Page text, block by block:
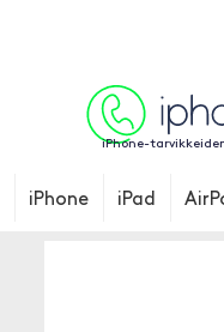
iPhone-
iPhone iPad